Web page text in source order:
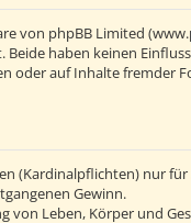
von phpBB Limited
haben keinen
oder auf Inhalte fremder
(Kardinalpflichten) nur für
Gewinn.
von Leben, Körper und